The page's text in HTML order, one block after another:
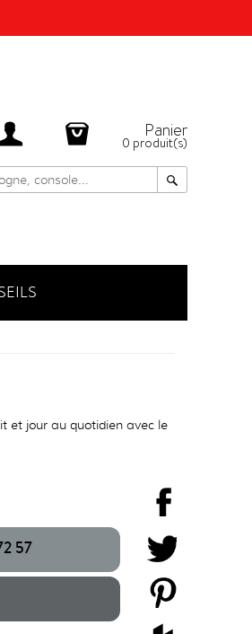
Panier
0 produit(s)
et jour au quotidien avec le
57